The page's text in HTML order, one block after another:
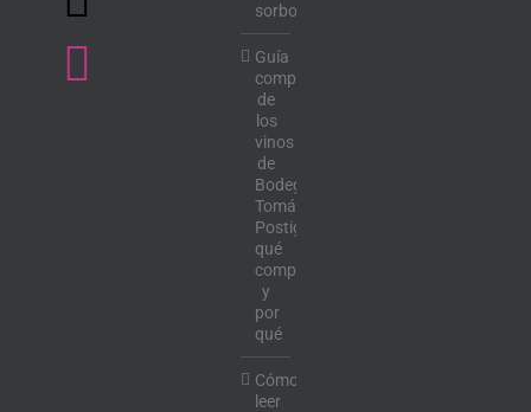
sorbo
Guía
completa
de
los
vinos
de
Bodega
Tomás
Postigo:
qué
comprar
y
por
qué
Cómo
leer